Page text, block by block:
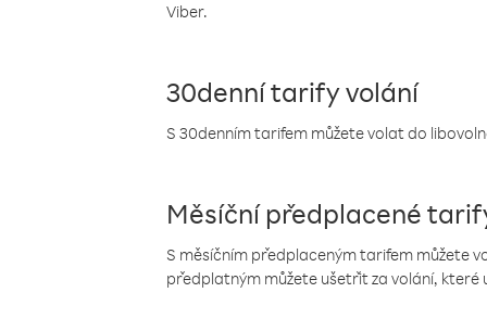
Viber.
30denní tarify volání
S 30denním tarifem můžete volat do
Měsíční předplacené
S měsíčním předplaceným tarifem můžete
předplatným můžete ušetřit za volání, které